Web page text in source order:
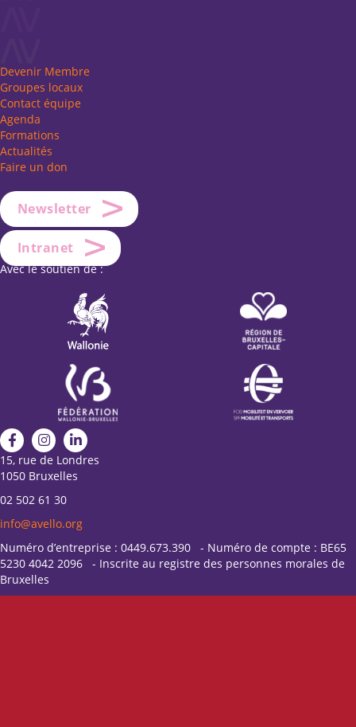
Devenir Membre
Groupes locaux
Contact équipe
Agenda
Formations
Actualités
Faire un don
Newsletter
Intranet
Avec le soutien de :
15, rue de Londres
1050 Bruxelles
02 502 61 30
info@avello.org
Numéro d’entreprise : 0449.673.390 - Numéro de compte : BE65
5230 4042 2096 - Inscrite au registre des personnes morales de
Bruxelles